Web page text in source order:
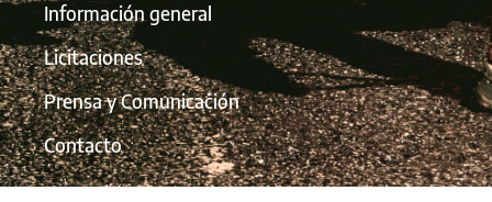
Información general
Licitaciones
Prensa y Comunicación
Contacto